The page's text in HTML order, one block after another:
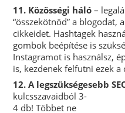
11. Közösségi háló –
“összekötnöd” a blogodat,
cikkeidet. Hashtagek
gombok beépítése is
Instagramot is használsz,
is, kezdenek felfutni ezek
12. A legszükségesebb
kulcsszavaidból 3-
4 db! Többet ne